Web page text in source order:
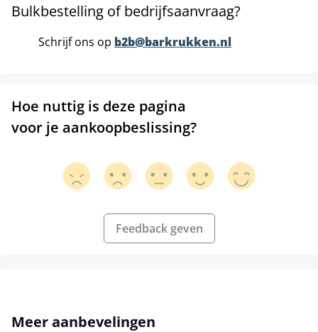
Bulkbestelling of bedrijfsaanvraag?
Schrijf ons op b2b@barkrukken.nl
Hoe nuttig is deze pagina
voor je aankoopbeslissing?
Feedback geven
Productgalerij overslaan
Meer aanbevelingen